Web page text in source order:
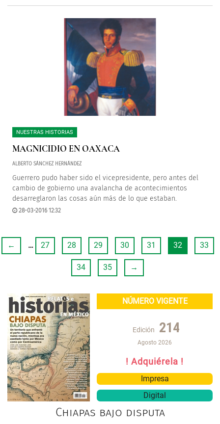
NUESTRAS HISTORIAS
MAGNICIDIO EN OAXACA
ALBERTO SÁNCHEZ HERNÁNDEZ
Guerrero pudo haber sido el vicepresidente, pero antes del
cambio de gobierno una avalancha de acontecimientos
desarreglaron las cosas aún más de lo que estaban.
28-03-2016 12:32
← … 27 28 29 30 31 32 33
34 35 →
NÚMERO VIGENTE
Edición 214
Agosto 2026
! Adquiérela !
Impresa
Digital
Chiapas bajo disputa